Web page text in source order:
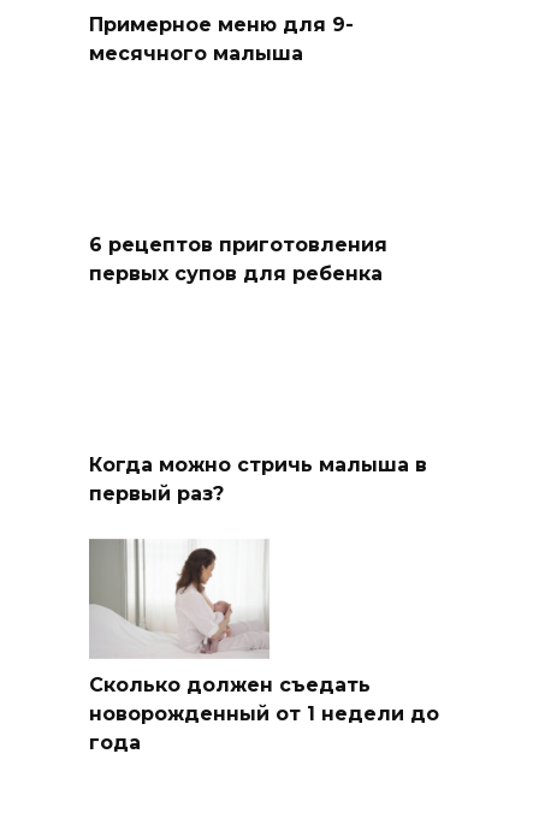
Примерное меню для 9-
месячного малыша
6 рецептов приготовления
первых супов для ребенка
Когда можно стричь малыша в
первый раз?
Сколько должен съедать
новорожденный от 1 недели до
года